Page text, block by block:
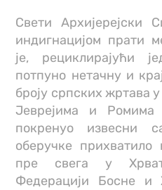
Свети
индигнацијом прати
је, рециклираjући
потпуно нетачну и
броју српских жртава
Јеврејима и
покренуо извесни
оберучке прихватило
пре свега у
Федерацији Босне и